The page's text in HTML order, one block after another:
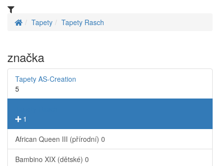
Tapety Tapety Rasch
značka
Tapety AS-Creation
5
1
African Queen III (přírodní) 0
Bambino XIX (dětské) 0